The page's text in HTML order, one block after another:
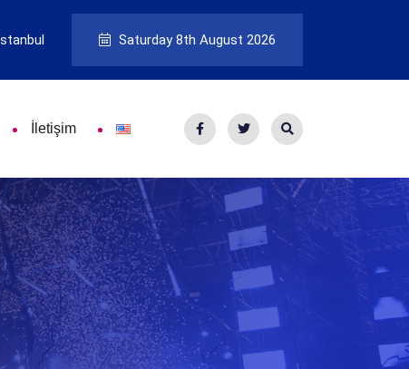
Saturday 8th August 2026
İletişim